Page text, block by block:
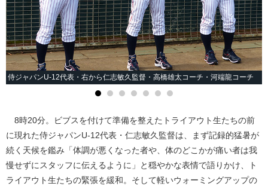
侍ジャパンU-12代表・右から仁志敏久監督・高橋雄太コーチ・河端龍コーチ
8時20分。ビブスを付けて準備を整えたトライアウト生たちの前
に現れた侍ジャパンU-12代表・仁志敏久監督は、まず記録的猛暑が
続く天候を鑑み「体調が悪くなった者や、体のどこかが痛い者は我
慢せずにスタッフに伝えるように」と穏やかな表情で語りかけ、ト
ライアウト生たちの緊張を緩和。そして軽いウォーミングアップの